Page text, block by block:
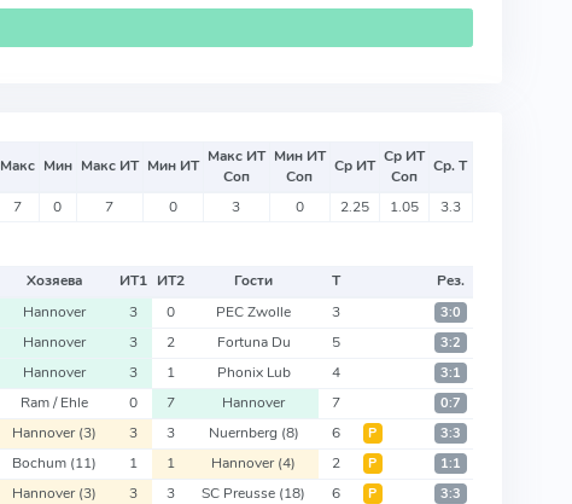
Макс Мин Макс ИТ Мин ИТ Макс ИТ
Соп
Мин ИТ
Соп
Ср ИТ Ср ИТ
Соп
Ср. Т
7 0 7 0 3 0 2.25 1.05 3.3
Хозяева ИТ1 ИТ2 Гости Т
Рез.
Hannover 3 0 PEC Zwolle 3 3:0
Hannover 3 2 Fortuna Du 5 3:2
Hannover 3 1 Phonix Lub 4 3:1
Ram / Ehle 0 7 Hannover 7 0:7
Hannover(3) 3 3 Nuernberg (8) 6 Р 3:3
Bochum (11) 1 1 Hannover(4) 2 Р 1:1
Hannover(3) 3 3 SC Preusse (18) 6 Р 3:3